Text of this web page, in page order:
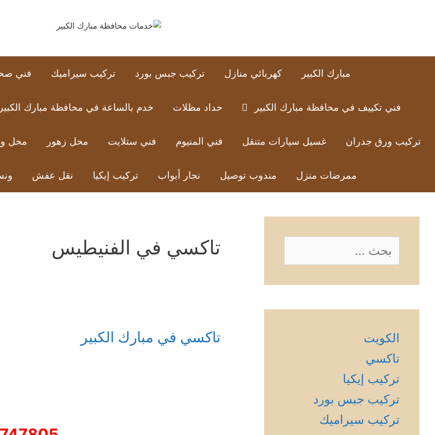
مبارك الكبير كهربائي منازل تركيب جبس بورد تركيب سيراميك فني
فني تكييف في محافظة مبارك الكبير حداد مظلات خدم بالساعة في محافظة مبارك
تركيب ورق جدران غسيل سيارات متنقل فني المنيوم فني ستلايت محل زهور محل
ممرضات منزل مندوب توصيل نجار أبواب تركيب إيكيا نقل عفش
تاكسي في الفنيطيس
تاكسي في مبارك الكبير
عن:
الكويت
تاكسي
تركيب إيكيا
تركيب جبس بورد
تركيب سيراميك